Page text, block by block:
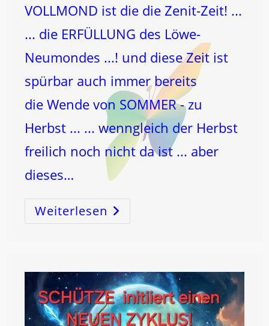
VOLLMOND ist die die Zenit-Zeit! ...
... die ERFÜLLUNG des Löwe-
Neumondes ...! und diese Zeit ist
spürbar auch immer bereits
die Wende von SOMMER - zu
Herbst ... ... wenngleich der Herbst
freilich noch nicht da ist ... aber
dieses…
Weiterlesen Der
MOND
Hat
Wo
Er
Am
9.8.
Auch
Den